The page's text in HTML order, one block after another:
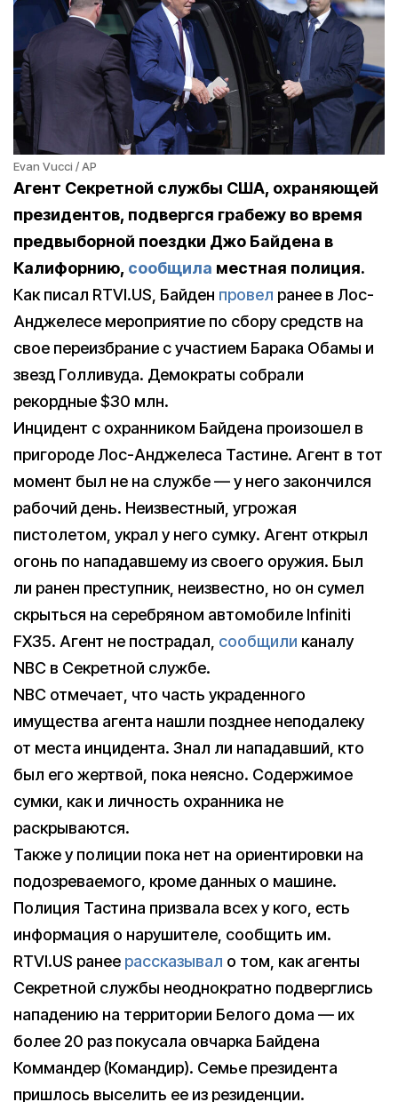
Evan Vucci / AP
Агент Секретной службы США, охраняющей
президентов, подвергся грабежу во время
предвыборной поездки Джо Байдена в
Калифорнию, сообщила местная полиция.
Как писал RTVI.US, Байден провел ранее в Лос-
Анджелесе мероприятие по сбору средств на
свое переизбрание с участием Барака Обамы и
звезд Голливуда. Демократы собрали
рекордные $30 млн.
Инцидент с охранником Байдена произошел в
пригороде Лос-Анджелеса Тастине. Агент в тот
момент был не на службе — у него закончился
рабочий день. Неизвестный, угрожая
пистолетом, украл у него сумку. Агент открыл
огонь по нападавшему из своего оружия. Был
ли ранен преступник, неизвестно, но он сумел
скрыться на серебряном автомобиле Infiniti
FX35. Агент не пострадал, сообщили каналу
NBC в Секретной службе.
NBC отмечает, что часть украденного
имущества агента нашли позднее неподалеку
от места инцидента. Знал ли нападавший, кто
был его жертвой, пока неясно. Содержимое
сумки, как и личность охранника не
раскрываются.
Также у полиции пока нет на ориентировки на
подозреваемого, кроме данных о машине.
Полиция Тастина призвала всех у кого, есть
информация о нарушителе, сообщить им.
RTVI.US ранее рассказывал о том, как агенты
Секретной службы неоднократно подверглись
нападению на территории Белого дома — их
более 20 раз покусала овчарка Байдена
Коммандер (Командир). Семье президента
пришлось выселить ее из резиденции.